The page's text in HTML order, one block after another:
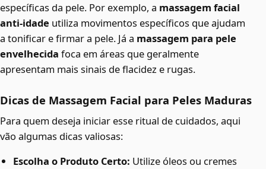
específicas da pele. Por exemplo, a massagem facial
anti-idade utiliza movimentos específicos que ajudam
a tonificar e firmar a pele. Já a massagem para pele
envelhecida foca em áreas que geralmente
apresentam mais sinais de flacidez e rugas.
Dicas de Massagem Facial para Peles Maduras
Para quem deseja iniciar esse ritual de cuidados, aqui
vão algumas dicas valiosas:
Escolha o Produto Certo: Utilize óleos ou cremes